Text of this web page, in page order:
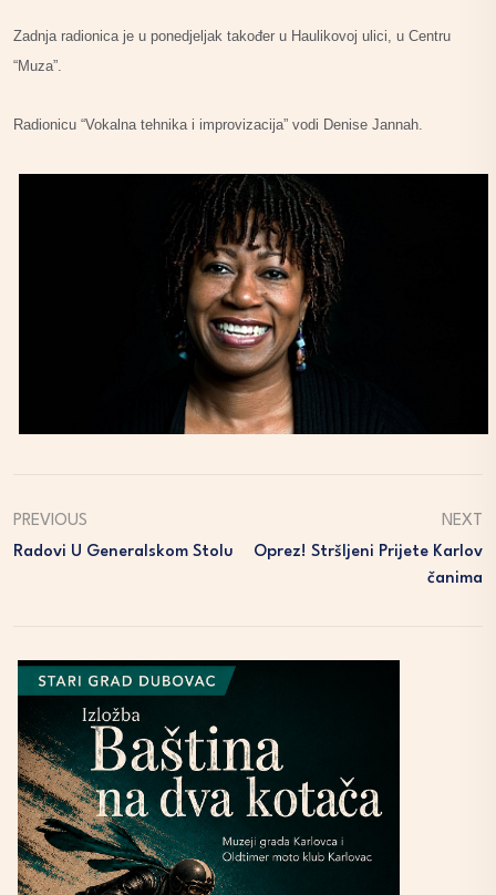
Zadnja radionica je u ponedjeljak također u Haulikovoj ulici, u Centru
“Muza”.
Radionicu “Vokalna tehnika i improvizacija” vodi Denise Jannah.
PREVIOUS
Radovi U Generalskom Stolu
NEXT
Oprez! Stršljeni Prijete Karlov
Čanima